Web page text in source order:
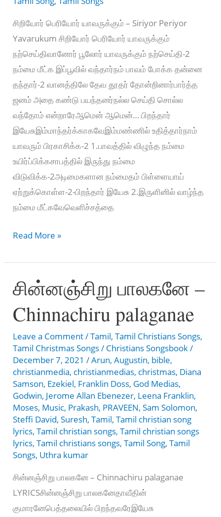
சிறியோர் பெரியோர் யாவருக்கும் – Siriyor Periyor
Yavarukum சிறியோர் பெரியோர் யாவருக்கும்
நற்செய்திவானோர் பூலோர் யாவருக்கும் நற்செய்தி-2
நம்மை மீட்க இப்பூவில் வந்தார்நம் பாவம் போக்க தன்னை
தந்தார்-2 வானத்திலே தேவ தூதர் தோன்றினார்பார்த்த
ஜனம் அதை கண்டு பயந்தனர்நல்ல செய்தி சொல்ல
வந்தோம் என்றாரேஆமென் ஆமென்… பிறந்தார்
இயேசுஇம்மாந்தர்க்காகவேஇம்மண்ணில் உதித்தார்நாம்
யாவரும் பிரகாசிக்க-2 1.பாவத்தில் விழுந்த நம்மை
உயிர்ப்பிக்கசாபத்தில் இருந்து நம்மை
விடுவிக்க-2அடிமைகளான நம்மைதம் பிள்ளையாய்
ஏற்றுக்கொள்ள-2-பிறந்தார் இயேசு 2.இருளினில் வாழ்ந்த
நம்மை மீட்கவேவெளிச்சத்தை
சிறியோர்
யாவருக்கும்
–
Siriyor
Periyor
Read More »
சின்னஞ்சிறு பாலகனே –
Chinnachiru palaganae
Leave a Comment/Tamil,Tamil Christians Songs,
Tamil Christmas Songs/ Christians Songsbook/
December 7, 2021/Arun,Augustin, bible,
christianmedia, christianmedias, christmas, Diana
Samson, Ezekiel, Franklin Doss, God Medias,
Godwin, Jerome Allan Ebenezer, Leena Franklin,
Moses, Music, Prakash, PRAVEEN,Sam Solomon,
Steffi David,Suresh,Tamil,Tamil christian song
lyrics,Tamil christian songs,Tamil christian songs
lyrics,Tamil christians songs,Tamil Song,Tamil
Songs, Uthra kumar
சின்னஞ்சிறு பாலகனே – Chinnachiru palaganae
LYRICSசின்னஞ்சிறு பாலகனேதாவீதின்
குமாரனேபெத்தலையில் பிறந்தவரேஇயேசு